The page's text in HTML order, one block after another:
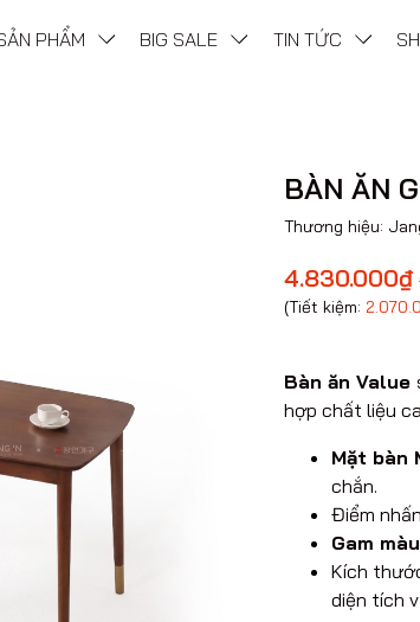
PHẨM BIG SALE TIN TỨC
BÀN ĂN
Thương hiệu:
4.830.000₫
(Tiết kiệm:
Bàn ăn Value
hợp chất liệu
Mặt bàn
chắn.
Điểm nhấn
Gam
Kích
diện tích